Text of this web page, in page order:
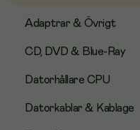
Adaptrar & Övrigt
CD, DVD & Blue-Ray
Datorhållare CPU
Datorkablar & Kablage